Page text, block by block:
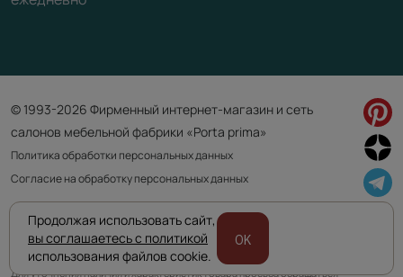
© 1993-2026 Фирменный интернет-магазин и сеть
салонов мебельной фабрики «Porta prima»
Политика обработки персональных данных
Согласие на обработку персональных данных
Приведенная на сайте информация не является публичной офертой
и носит информационно ознакомительный характер.
Для уточнения наличия и характеристик товара просьба обращаться
Продолжая использовать сайт,
вы соглашаетесь с политикой
использования файлов cookie.
OK